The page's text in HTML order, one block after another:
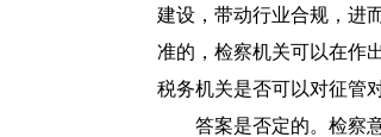
建设，带动行业合规，进
准的，检察机关可以在作
税务机关是否可以对征管
答案是否定的。检察意